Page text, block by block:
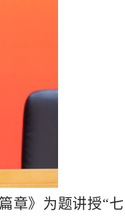
章》为题讲授“七